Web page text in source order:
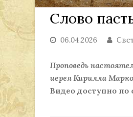
Слово
06.04.2026
Проповедь
иерея Кирилла
Видео доступно по